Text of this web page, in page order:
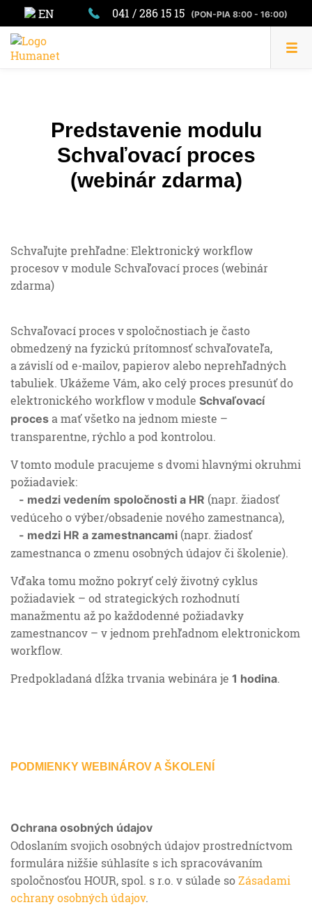
EN 041 / 286 15 15 (PON-PIA 8:00 - 16:00)
Predstavenie modulu
Schvaľovací proces
(webinár zdarma)
Schvaľujte prehľadne: Elektronický workflow
procesov v module Schvaľovací proces (webinár
zdarma)
Schvaľovací proces v spoločnostiach je často
obmedzený na fyzickú prítomnosť schvaľovateľa,
a závislí od e-mailov, papierov alebo neprehľadných
tabuliek. Ukážeme Vám, ako celý proces presunúť do
elektronického workflow v module Schvaľovací
proces a mať všetko na jednom mieste –
transparentne, rýchlo a pod kontrolou.
V tomto module pracujeme s dvomi hlavnými okruhmi
požiadaviek:
- medzi vedením spoločnosti a HR (napr. žiadosť
vedúceho o výber/obsadenie nového zamestnanca),
- medzi HR a zamestnancami (napr. žiadosť
zamestnanca o zmenu osobných údajov či školenie).
Vďaka tomu možno pokryť celý životný cyklus
požiadaviek – od strategických rozhodnutí
manažmentu až po každodenné požiadavky
zamestnancov – v jednom prehľadnom elektronickom
workflow.
Predpokladaná dĺžka trvania webinára je 1 hodina.
PODMIENKY WEBINÁROV A ŠKOLENÍ
Ochrana osobných údajov
Odoslaním svojich osobných údajov prostredníctvom
formulára nižšie súhlasíte s ich spracovávaním
spoločnosťou HOUR, spol. s r.o. v súlade soZásadami
ochrany osobných údajov.